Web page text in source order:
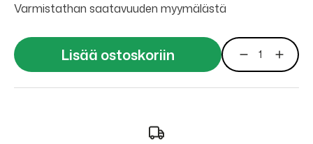
Varmistathan saatavuuden myymälästä
Lisää ostoskoriin